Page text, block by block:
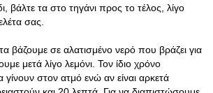
βάλτε τα στο τηγάνι προς το τέλος, λίγο
σας.
βάζουμε σε αλατισμένο νερό που βράζει για
μετά λίγο λεμόνι. Τον ίδιο χρόνο
γίνουν στον ατμό ενώ αν είναι αρκετά